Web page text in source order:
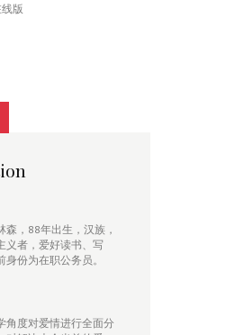
版
森，88年出生，汉族，
义者，爱好读书、写
份为在职公务员。
角度对爱情进行全面分